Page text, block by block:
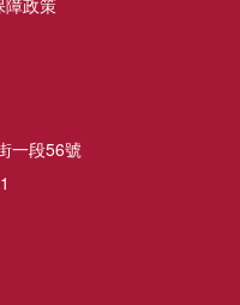
障政策
一段56號